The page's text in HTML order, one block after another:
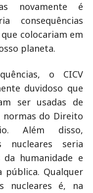
novamente é
consequências
colocariam em
planeta.
o CICV
duvidoso que
ser usadas de
do Direito
Além disso,
seria
humanidade e
pública. Qualquer
nucleares é, na